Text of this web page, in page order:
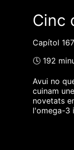
Cinc
Capítol
🕓 192
Avui no
cuinam
novetats
l'omega-3